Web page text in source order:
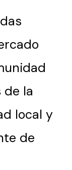
de la
local y
de